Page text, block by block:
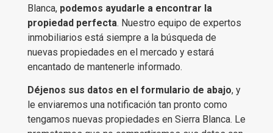
Blanca, podemos ayudarle a encontrar la
propiedad perfecta. Nuestro equipo de expertos
inmobiliarios está siempre a la búsqueda de
nuevas propiedades en el mercado y estará
encantado de mantenerle informado.
Déjenos sus datos en el formulario de abajo, y
le enviaremos una notificación tan pronto como
tengamos nuevas propiedades en Sierra Blanca. Le